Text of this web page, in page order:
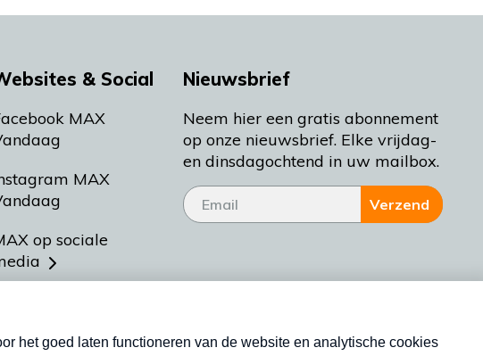
& Social
MAX
MAX
op sociale
Actueel
Nieuwsbrief
Neem hier een gratis abonnement
op onze nieuwsbrief. Elke vrijdag-
en dinsdagochtend in uw mailbox.
Verzend